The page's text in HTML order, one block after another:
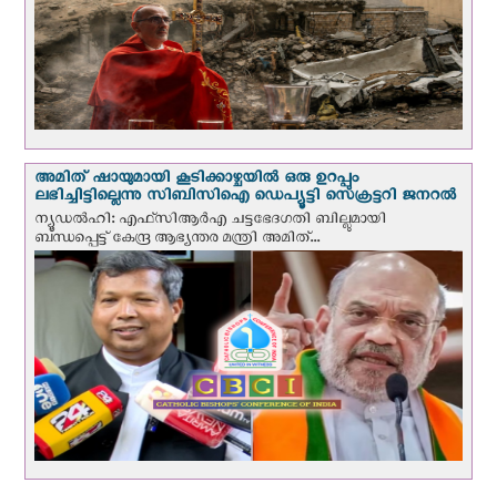
അമിത് ഷായുമായി കൂടിക്കാഴ്ചയില്‍ ഒരു ഉറപ്പും
ലഭിച്ചിട്ടില്ലെന്നു സിബിസിഐ ഡെപ്യൂട്ടി സെക്രട്ടറി ജനറല്‍
ന്യൂഡല്‍ഹി: എഫ്‌സിആര്‍എ ചട്ടഭേദഗതി ബില്ലുമായി
ബന്ധപ്പെട്ട് കേന്ദ്ര ആഭ്യന്തര മന്ത്രി അമിത്...